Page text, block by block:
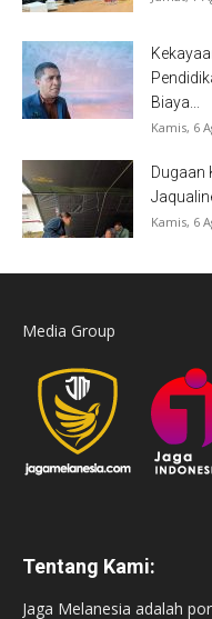
Biaya...
Kamis, 6
Dugaan
Kamis, 6
Media Group
Tentang Kami:
Jaga Melanesia adalah